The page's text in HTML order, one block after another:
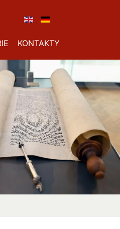
KONTAKTY